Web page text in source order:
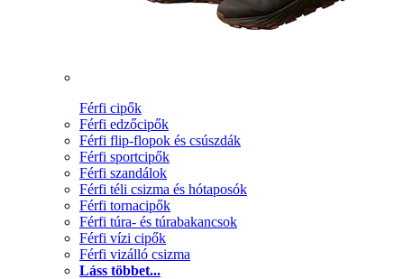
Férfi cipők
Férfi edzőcipők
Férfi flip-flopok és csúszdák
Férfi sportcipők
Férfi szandálok
Férfi téli csizma és hótaposók
Férfi tornacipők
Férfi túra- és túrabakancsok
Férfi vízi cipők
Férfi vizálló csizma
Láss többet...